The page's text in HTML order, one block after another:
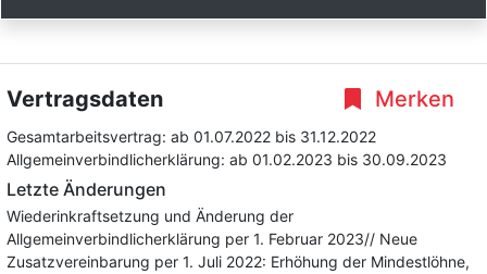
Merken
Vertragsdaten
Gesamtarbeitsvertrag: ab 01.07.2022 bis 31.12.2022
Allgemeinverbindlicherklärung: ab 01.02.2023 bis 30.09.2023
Letzte Änderungen
Wiederinkraftsetzung und Änderung der
Allgemeinverbindlicherklärung per 1. Februar 2023// Neue
Zusatzvereinbarung per 1. Juli 2022: Erhöhung der Mindestlöhne,